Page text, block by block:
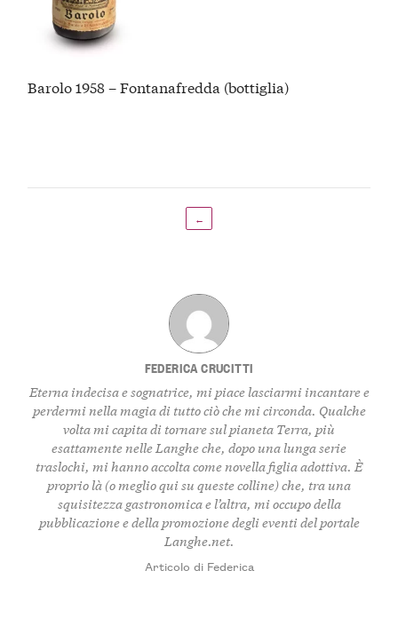
Barolo 1958 – Fontanafredda (bottiglia)
←
FEDERICA CRUCITTI
Eterna indecisa e sognatrice, mi piace lasciarmi incantare e
perdermi nella magia di tutto ciò che mi circonda. Qualche
volta mi capita di tornare sul pianeta Terra, più
esattamente nelle Langhe che, dopo una lunga serie
traslochi, mi hanno accolta come novella figlia adottiva. È
proprio là (o meglio qui su queste colline) che, tra una
squisitezza gastronomica e l’altra, mi occupo della
pubblicazione e della promozione degli eventi del portale
Langhe.net.
Articolo di Federica